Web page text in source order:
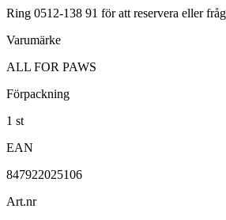
Ring 0512-138 91 för att reservera eller
Varumärke
ALL FOR PAWS
Förpackning
1 st
EAN
847922025106
Art.nr